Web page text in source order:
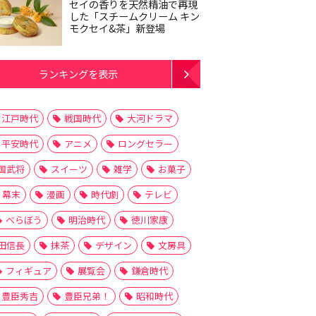
セイの香りを天然精油で再現
した「スチームクリーム キン
モクセイ&茶」新登場
ランキングを表示
江戸時代 戦国時代
大河ドラマ
平安時代
アニメ
ロングセラー
武将
スイーツ 雑学
お菓子
幕末
漫画 時代劇
テレビ
べらぼう
明治時代
徳川家康
信長
抹茶 デザイン
文房具
フィギュア
展覧会
鎌倉時代
豊臣秀吉
豊臣兄弟！
昭和時代